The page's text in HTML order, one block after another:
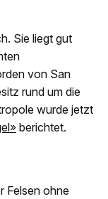
Sie liegt gut
von San
rund um die
wurde jetzt
berichtet.
Felsen ohne